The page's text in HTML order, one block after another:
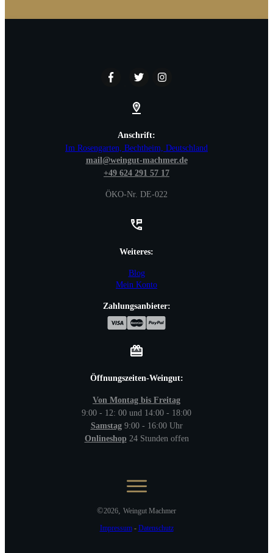
Anschrift:
Im Rosengarten, Bechtheim, Deutschland
mail@weingut-machmer.de
+49 624 291 57 17
ÖKO-Nr. DE-022
Weiteres:
Blog
Mein Konto
Zahlungsanbieter:
Öffnungszeiten-Weingut:
Von Montag bis Freitag
9:00 - 12: 00 und 14:00 - 18:00
Samstag9:00 - 16:00 Uhr
Onlineshop 24 Stunden offen
©2026, Weingut Machmer
Impressum- Datenschutz